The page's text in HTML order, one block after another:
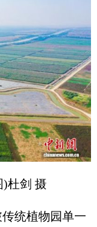
)杜剑 摄
统植物园单一